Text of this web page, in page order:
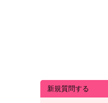
新規質問する